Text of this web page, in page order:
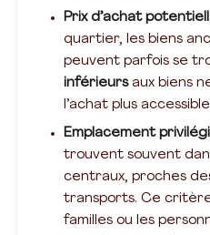
Prix d’achat
quartier, les biens
peuvent parfois se
inférieursaux biens
l’achat plus
Emplacement
trouvent souvent
centraux, proches
transports. Ce
familles ou les